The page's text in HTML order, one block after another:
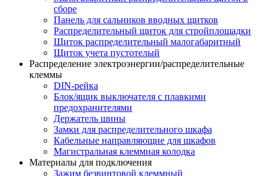
сборе
Панель для сальников вводных щитков
Распределительный щиток для стройплощадки
Щиток распределительный малогабаритный
Щиток учета пустотелый
Распределение электроэнергии/распределительные
клеммы
DIN-рейка
Блок/ящик выключателя с плавкими
предохранителями
Держатель шины
Замки для распределительного шкафа
Кабельные направляющие для шкафов
Магистральная клеммная колодка
Материалы для подключения
Зажим безвинтовой клеммный